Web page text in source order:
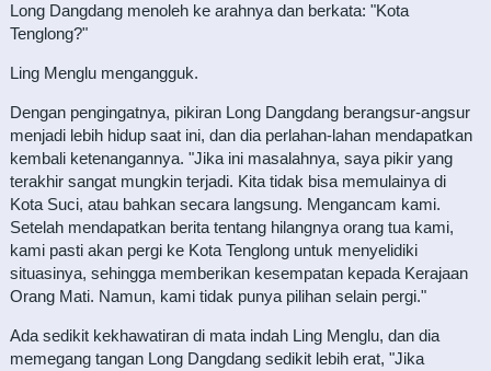
Long Dangdang menoleh ke arahnya dan berkata: "Kota
Tenglong?"
Ling Menglu mengangguk.
Dengan pengingatnya, pikiran Long Dangdang berangsur-angsur
menjadi lebih hidup saat ini, dan dia perlahan-lahan mendapatkan
kembali ketenangannya. "Jika ini masalahnya, saya pikir yang
terakhir sangat mungkin terjadi. Kita tidak bisa memulainya di
Kota Suci, atau bahkan secara langsung. Mengancam kami.
Setelah mendapatkan berita tentang hilangnya orang tua kami,
kami pasti akan pergi ke Kota Tenglong untuk menyelidiki
situasinya, sehingga memberikan kesempatan kepada Kerajaan
Orang Mati. Namun, kami tidak punya pilihan selain pergi."
Ada sedikit kekhawatiran di mata indah Ling Menglu, dan dia
memegang tangan Long Dangdang sedikit lebih erat, "Jika